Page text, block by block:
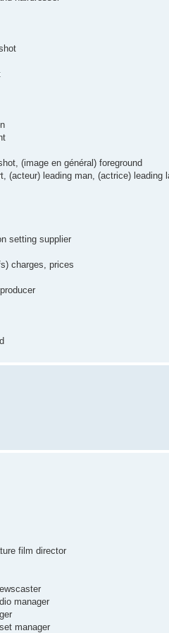
(image en général) foreground
(acteur) leading man, (actrice) leading
setting supplier
charges, prices
film director
manager
manager